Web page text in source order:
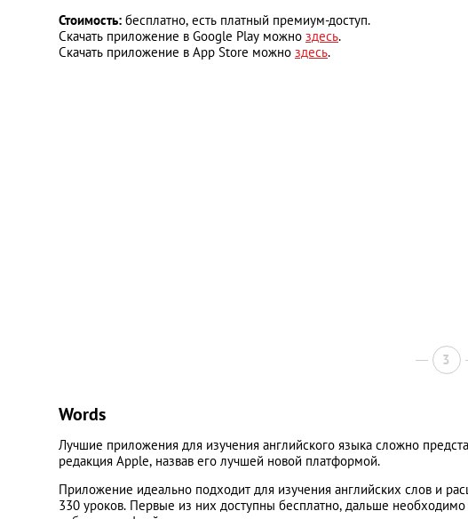
Стоимость: бесплатно, есть платный премиум-доступ.
Скачать приложение в Google Play можно здесь.
Скачать приложение в App Store можно здесь.
3
Words
Лучшие приложения для изучения английского языка сложно
редакция Apple, назвав его лучшей новой платформой.
Приложение идеально подходит для изучения английских слов и
330 уроков. Первые из них доступны бесплатно, дальше